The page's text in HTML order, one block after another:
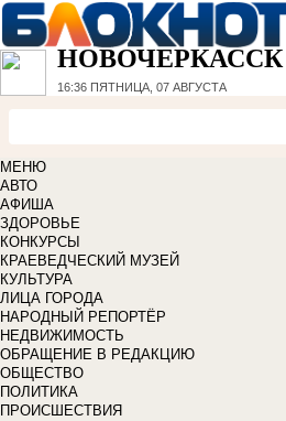
НОВОЧЕРКАССК
16:36 ПЯТНИЦА, 07 АВГУСТА
МЕНЮ
АВТО
АФИША
ЗДОРОВЬЕ
КОНКУРСЫ
КРАЕВЕДЧЕСКИЙ МУЗЕЙ
КУЛЬТУРА
ЛИЦА ГОРОДА
НАРОДНЫЙ РЕПОРТЁР
НЕДВИЖИМОСТЬ
ОБРАЩЕНИЕ В РЕДАКЦИЮ
ОБЩЕСТВО
ПОЛИТИКА
ПРОИСШЕСТВИЯ